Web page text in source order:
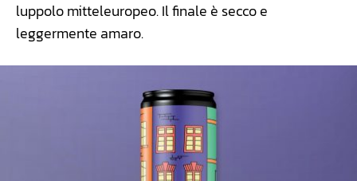
luppolo mitteleuropeo. Il finale è secco e
leggermente amaro.